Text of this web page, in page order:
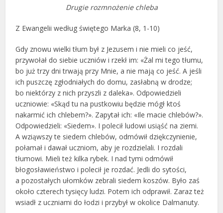
Drugie rozmnożenie chleba
Z Ewangelii według świętego Marka (8, 1-10)
Gdy znowu wielki tłum był z Jezusem i nie mieli co jeść,
przywołał do siebie uczniów i rzekł im: «Żal mi tego tłumu,
bo już trzy dni trwają przy Mnie, a nie mają co jeść. A jeśli
ich puszczę zgłodniałych do domu, zasłabną w drodze;
bo niektórzy z nich przyszli z daleka». Odpowiedzieli
uczniowie: «Skąd tu na pustkowiu będzie mógł ktoś
nakarmić ich chlebem?». Zapytał ich: «Ile macie chlebów?».
Odpowiedzieli: «Siedem». I polecił ludowi usiąść na ziemi.
A wziąwszy te siedem chlebów, odmówił dziękczynienie,
połamał i dawał uczniom, aby je rozdzielali. I rozdali
tłumowi. Mieli też kilka rybek. I nad tymi odmówił
błogosławieństwo i polecił je rozdać. Jedli do sytości,
a pozostałych ułomków zebrali siedem koszów. Było zaś
około czterech tysięcy ludzi. Potem ich odprawił. Zaraz też
wsiadł z uczniami do łodzi i przybył w okolice Dalmanuty.